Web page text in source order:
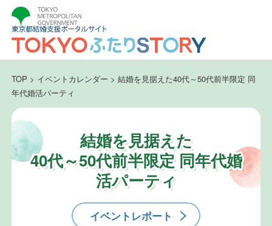
TOP > イベントカレンダー > 結婚を見据えた40代～50代前半限定 同
年代婚活パーティ
結婚を見据えた
40代～50代前半限定 同年代婚
活パーティ
イベントレポート